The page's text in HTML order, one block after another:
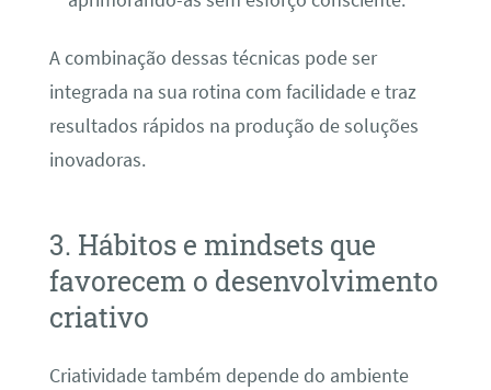
A combinação dessas técnicas pode ser
integrada na sua rotina com facilidade e traz
resultados rápidos na produção de soluções
inovadoras.
3. Hábitos e mindsets que
favorecem o desenvolvimento
criativo
Criatividade também depende do ambiente